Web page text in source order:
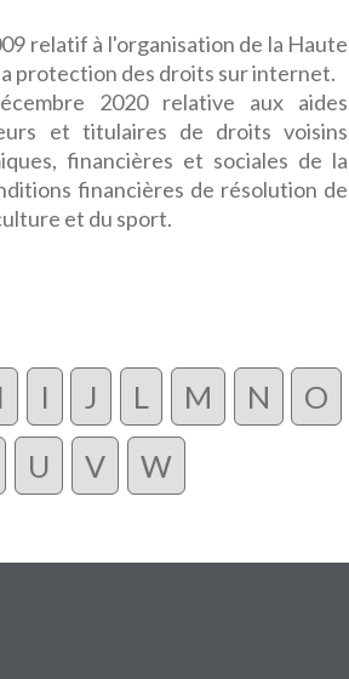
relatif à l'organisation de la Haute
protection des droits sur internet.
2020 relative aux aides
et titulaires de droits voisins
financières et sociales de la
financières de résolution de
et du sport.
I J L M N
O
U V W